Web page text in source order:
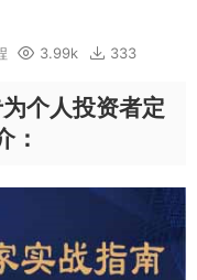
3.99k 333
个人投资者定
：